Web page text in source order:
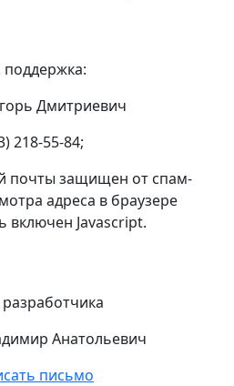
поддержка:
Дмитриевич
218-55-84;
почты защищен от спам-
адреса в браузере
включен Javascript.
Анатольевич
письмо